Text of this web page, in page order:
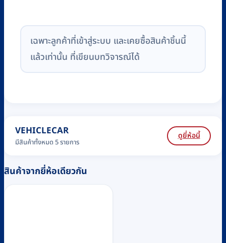
เฉพาะลูกค้าที่เข้าสู่ระบบ และเคยซื้อสินค้าชิ้นนี้
แล้วเท่านั้น ที่เขียนบทวิจารณ์ได้
VEHICLECAR
มีสินค้าทั้งหมด 5 รายการ
ดูยี่ห้อนี้
สินค้าจากยี่ห้อเดียวกัน